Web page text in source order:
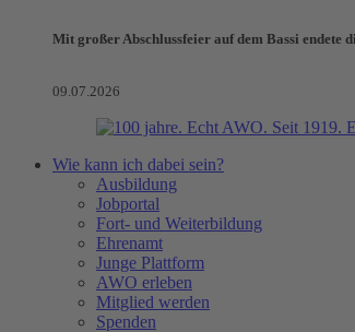
Mit großer Abschlussfeier auf dem Bassi endete
09.07.2026
Wie kann ich dabei sein?
Ausbildung
Jobportal
Fort- und Weiterbildung
Ehrenamt
Junge Plattform
AWO erleben
Mitglied werden
Spenden